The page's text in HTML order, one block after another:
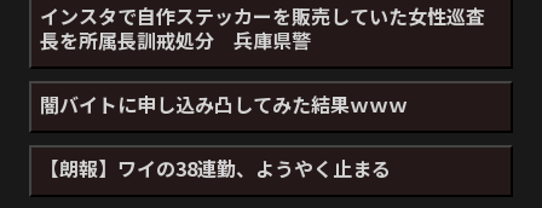
インスタで自作ステッカーを販売していた女性巡査
長を所属長訓戒処分 兵庫県警
闇バイトに申し込み凸してみた結果ｗｗｗ
【朗報】ワイの38連勤、ようやく止まる